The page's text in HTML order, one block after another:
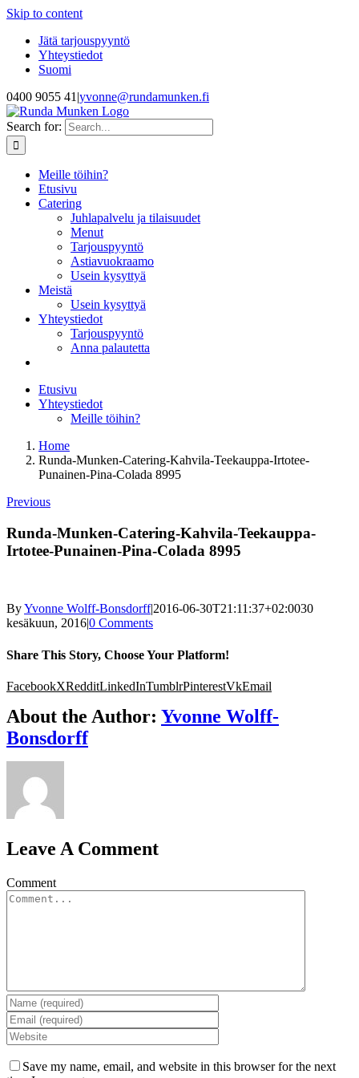
Skip to content
Jätä tarjouspyyntö
Yhteystiedot
Suomi
0400 9055 41 |yvonne@rundamunken.fi
Search for:
Meille töihin?
Etusivu
Catering
Juhlapalvelu ja tilaisuudet
Menut
Tarjouspyyntö
Astiavuokraamo
Usein kysyttyä
Meistä
Usein kysyttyä
Yhteystiedot
Tarjouspyyntö
Anna palautetta
Etusivu
Yhteystiedot
Meille töihin?
Home
Runda-Munken-Catering-Kahvila-Teekauppa-Irtotee-
Punainen-Pina-Colada 8995
Previous
Runda-Munken-Catering-Kahvila-Teekauppa-
Irtotee-Punainen-Pina-Colada 8995
ByYvonne Wolff-Bonsdorff|2016-06-30T21:11:37+02:0030
kesäkuun, 2016|0 Comments
Share This Story, Choose Your Platform!
FacebookXRedditLinkedInTumblrPinterestVkEmail
About the Author: Yvonne Wolff-
Bonsdorff
Leave A Comment
Comment
Save my name, email, and website in this browser for the next